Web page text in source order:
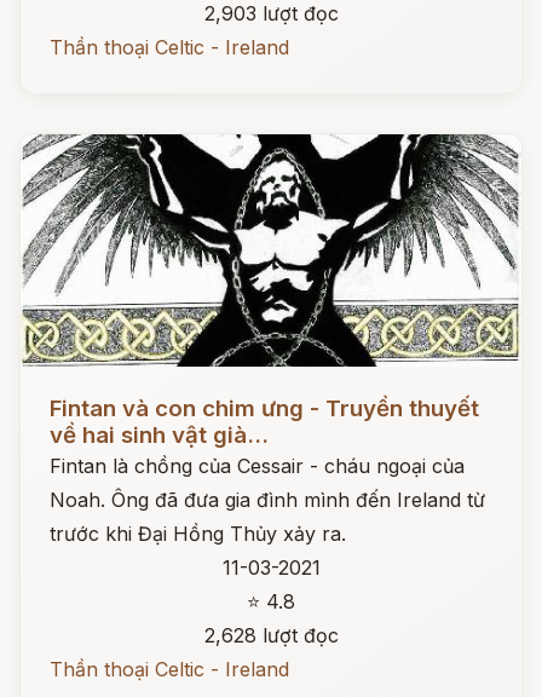
2,903 lượt đọc
Thần thoại Celtic - Ireland
Fintan và con chim ưng - Truyền thuyết
về hai sinh vật già...
Fintan là chồng của Cessair - cháu ngoại của
Noah. Ông đã đưa gia đình mình đến Ireland từ
trước khi Đại Hồng Thủy xảy ra.
11-03-2021
⭐ 4.8
2,628 lượt đọc
Thần thoại Celtic - Ireland